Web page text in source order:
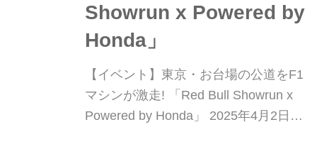
Showrun x Powered by
Honda」
【イベント】東京・お台場の公道をF1
マシンが激走! 「Red Bull Showrun x
Powered by Honda」 2025年4月2日、